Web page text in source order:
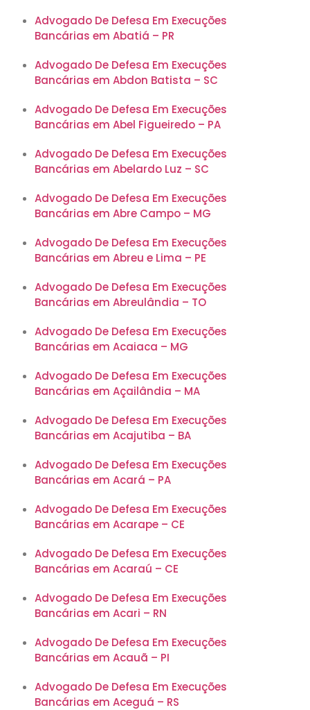
Advogado De Defesa Em Execuções
Bancárias em Abatiá – PR
Advogado De Defesa Em Execuções
Bancárias em Abdon Batista – SC
Advogado De Defesa Em Execuções
Bancárias em Abel Figueiredo – PA
Advogado De Defesa Em Execuções
Bancárias em Abelardo Luz – SC
Advogado De Defesa Em Execuções
Bancárias em Abre Campo – MG
Advogado De Defesa Em Execuções
Bancárias em Abreu e Lima – PE
Advogado De Defesa Em Execuções
Bancárias em Abreulândia – TO
Advogado De Defesa Em Execuções
Bancárias em Acaiaca – MG
Advogado De Defesa Em Execuções
Bancárias em Açailândia – MA
Advogado De Defesa Em Execuções
Bancárias em Acajutiba – BA
Advogado De Defesa Em Execuções
Bancárias em Acará – PA
Advogado De Defesa Em Execuções
Bancárias em Acarape – CE
Advogado De Defesa Em Execuções
Bancárias em Acaraú – CE
Advogado De Defesa Em Execuções
Bancárias em Acari – RN
Advogado De Defesa Em Execuções
Bancárias em Acauã – PI
Advogado De Defesa Em Execuções
Bancárias em Aceguá – RS